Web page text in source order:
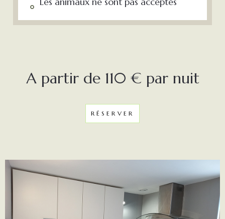
A partir de 110 € par nuit
RÉSERVER